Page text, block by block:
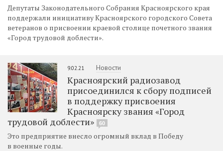
Депутаты Законодательного Собрания Красноярского края
поддержали инициативу Красноярского городского Совета
ветеранов о присвоении краевой столице почетного звания
«Город трудовой доблести».
9.02.21 Новости
Красноярский радиозавод
присоединился к сбору подписей
в поддержку присвоения
Красноярску звания «Город
трудовой доблести»
60
Это предприятие внесло огромный вклад в Победу
в военные годы.